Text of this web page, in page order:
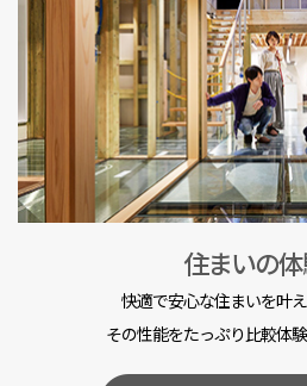
住まいの
快適で安心な住まいを叶
その性能をたっぷり比較体